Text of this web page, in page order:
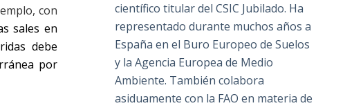
con
sales en
debe
por
científico titular del CSIC Jubilado. Ha
representado durante muchos años a
España en el Buro Europeo de Suelos
y la Agencia Europea de Medio
Ambiente. También colabora
asiduamente con la FAO en materia de